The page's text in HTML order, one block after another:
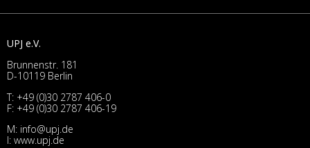
UPJ e.V.
Brunnenstr. 181
D-10119 Berlin
T: +49 (0)30 2787 406-0
F: +49 (0)30 2787 406-19
M: info@upj.de
I: www.upj.de